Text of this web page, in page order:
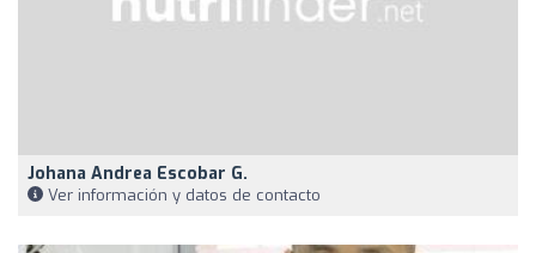
Johana Andrea Escobar G.
Ver información y datos de contacto